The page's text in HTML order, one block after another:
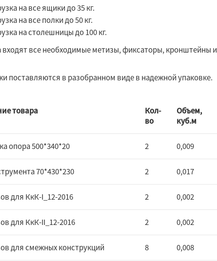
на все ящики до 35 кг.
на все полки до 50 кг.
на столешницы до 100 кг.
входят все необходимые метизы, фиксаторы, кронштейны и
поставляются в разобранном виде в надежной упаковке.
товара
Кол-
во
Объем,
куб.м
опора 500*340*20 2 0,009
70*430*230 2 0,017
для КкК-I_12-2016 2 0,002
для КкК-II_12-2016 2 0,002
для смежных конструкций 8 0,008